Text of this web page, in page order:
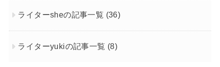
ライターsheの記事一覧 (36)
ライターyukiの記事一覧 (8)